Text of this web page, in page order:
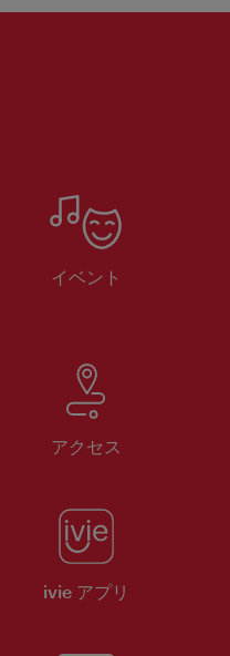
イベント
アクセス
ivie アプリ